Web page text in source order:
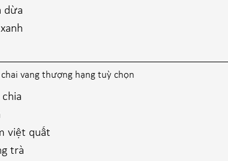
dừa
vang thượng hạng tuỳ chọn
việt quất
trà